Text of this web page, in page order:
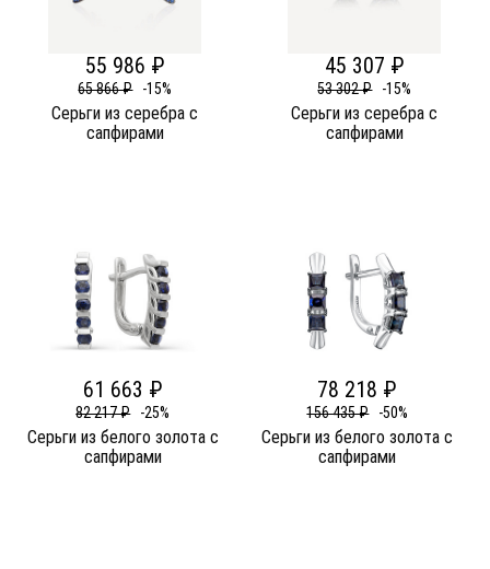
55 986 ₽
65 866 ₽ -15%
Серьги из серебра c
сапфирами
45 307 ₽
53 302 ₽ -15%
Серьги из серебра c
сапфирами
61 663 ₽
82 217 ₽ -25%
Серьги из белого золота c
сапфирами
78 218 ₽
156 435 ₽ -50%
Серьги из белого золота c
сапфирами